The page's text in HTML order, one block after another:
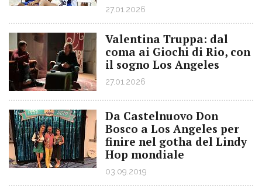
27.01.2026
Valentina Truppa: dal
coma ai Giochi di Rio, con
il sogno Los Angeles
27.01.2026
Da Castelnuovo Don
Bosco a Los Angeles per
finire nel gotha del Lindy
Hop mondiale
03.09.2019